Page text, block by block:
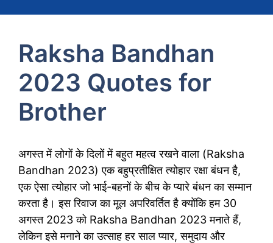
Raksha Bandhan
2023 Quotes for
Brother
अगस्त में लोगों के दिलों में बहुत महत्व रखने वाला (Raksha
Bandhan 2023) एक बहुप्रतीक्षित त्योहार रक्षा बंधन है,
एक ऐसा त्योहार जो भाई-बहनों के बीच के प्यारे बंधन का सम्मान
करता है। इस रिवाज का मूल अपरिवर्तित है क्योंकि हम 30
अगस्त 2023 को Raksha Bandhan 2023 मनाते हैं,
लेकिन इसे मनाने का उत्साह हर साल प्यार, समुदाय और